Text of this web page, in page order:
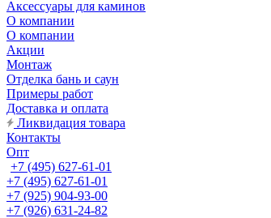
Аксессуары для каминов
О компании
О компании
Акции
Монтаж
Отделка бань и саун
Примеры работ
Доставка и оплата
Ликвидация товара
Контакты
Опт
+7 (495) 627-61-01
+7 (495) 627-61-01
+7 (925) 904-93-00
+7 (926) 631-24-82